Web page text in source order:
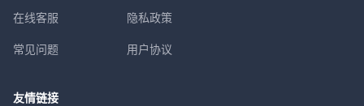
在线客服
常见问题
隐私政策
用户协议
友情链接